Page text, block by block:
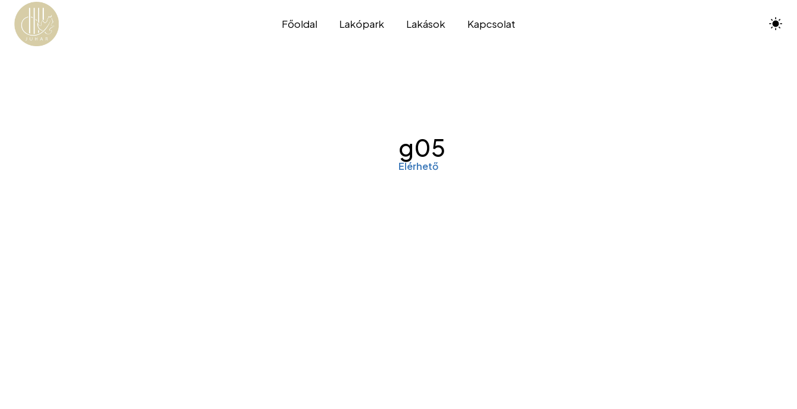
Főoldal Lakópark Lakások Kapcsolat
g05
Elérhető